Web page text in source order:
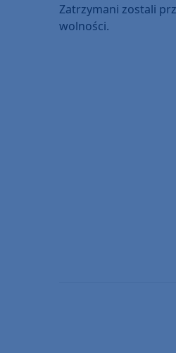
Zatrzymani zostali
wolności.